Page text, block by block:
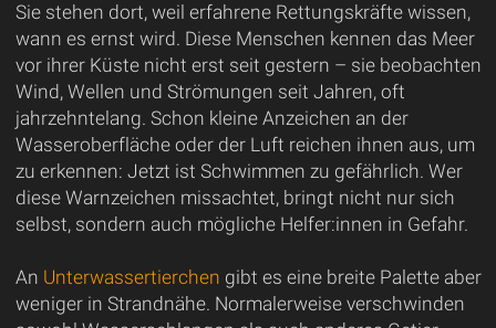
Sie stehen dort, weil erfahrene Rettungskräfte wissen,
wann es ernst wird. Diese Menschen kennen das Meer
vor ihrer Küste nicht erst seit gestern – sie beobachten
Wind, Wellen und Strömungen seit Jahren, oft
jahrzehntelang. Schon kleine Anzeichen an der
Wasseroberfläche oder der Luft reichen ihnen aus, um
zu erkennen: Jetzt ist Schwimmen zu gefährlich. Wer
diese Warnzeichen missachtet, bringt nicht nur sich
selbst, sondern auch mögliche Helfer:innen in Gefahr.
An Unterwassertierchen gibt es eine breite Palette aber
weniger in Strandnähe. Normalerweise verschwinden